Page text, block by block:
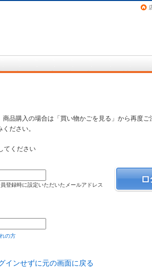
品購入の場合は「買い物かごを見る」から再度ご
ださい。
てください
登録時に設定いただいたメールアドレス
の方
インせずに元の画面に戻る